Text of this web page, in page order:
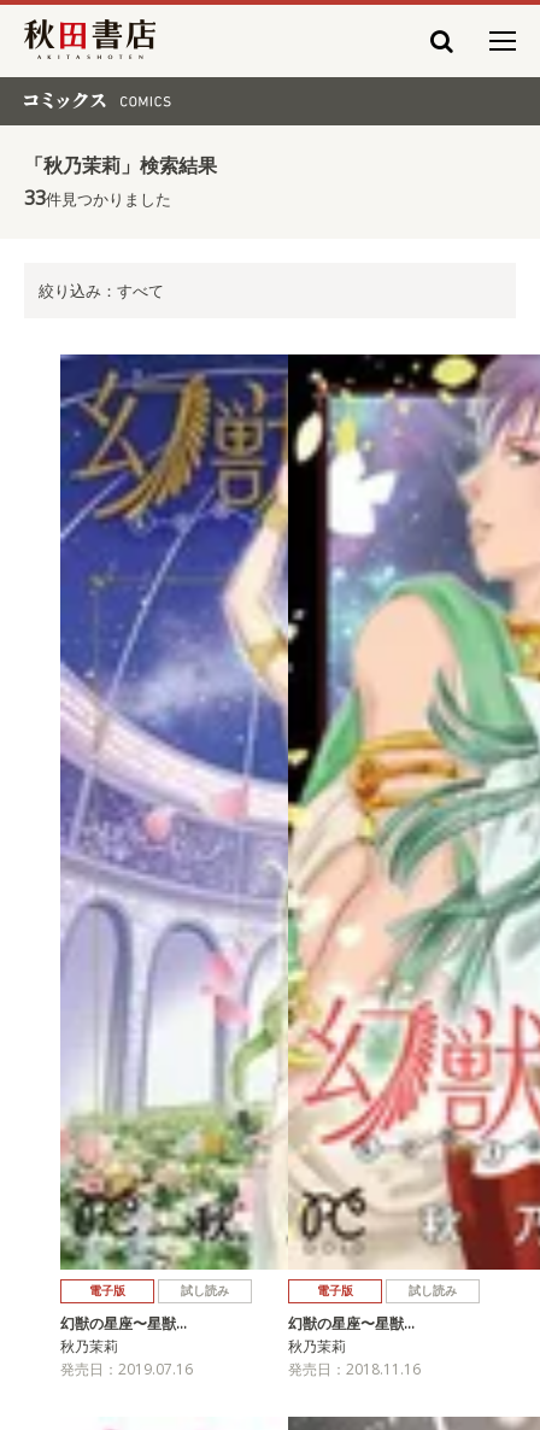
秋田書店
「秋乃茉莉」検索結果
33件見つかりました
絞り込み：すべて
電子版 試し読み
幻獣の星座〜星獣…
秋乃茉莉
発売日：2019.07.16
電子版 試し読み
幻獣の星座〜星獣…
秋乃茉莉
発売日：2018.11.16